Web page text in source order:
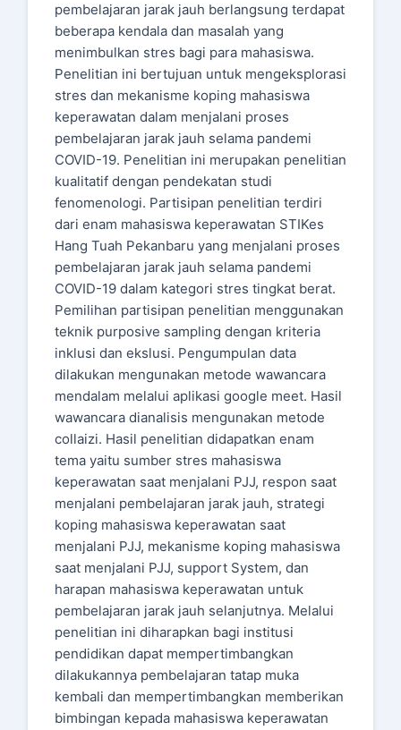
pembelajaran jarak jauh berlangsung terdapat
beberapa kendala dan masalah yang
menimbulkan stres bagi para mahasiswa.
Penelitian ini bertujuan untuk mengeksplorasi
stres dan mekanisme koping mahasiswa
keperawatan dalam menjalani proses
pembelajaran jarak jauh selama pandemi
COVID-19. Penelitian ini merupakan penelitian
kualitatif dengan pendekatan studi
fenomenologi. Partisipan penelitian terdiri
dari enam mahasiswa keperawatan STIKes
Hang Tuah Pekanbaru yang menjalani proses
pembelajaran jarak jauh selama pandemi
COVID-19 dalam kategori stres tingkat berat.
Pemilihan partisipan penelitian menggunakan
teknik purposive sampling dengan kriteria
inklusi dan ekslusi. Pengumpulan data
dilakukan mengunakan metode wawancara
mendalam melalui aplikasi google meet. Hasil
wawancara dianalisis mengunakan metode
collaizi. Hasil penelitian didapatkan enam
tema yaitu sumber stres mahasiswa
keperawatan saat menjalani PJJ, respon saat
menjalani pembelajaran jarak jauh, strategi
koping mahasiswa keperawatan saat
menjalani PJJ, mekanisme koping mahasiswa
saat menjalani PJJ, support System, dan
harapan mahasiswa keperawatan untuk
pembelajaran jarak jauh selanjutnya. Melalui
penelitian ini diharapkan bagi institusi
pendidikan dapat mempertimbangkan
dilakukannya pembelajaran tatap muka
kembali dan mempertimbangkan memberikan
bimbingan kepada mahasiswa keperawatan